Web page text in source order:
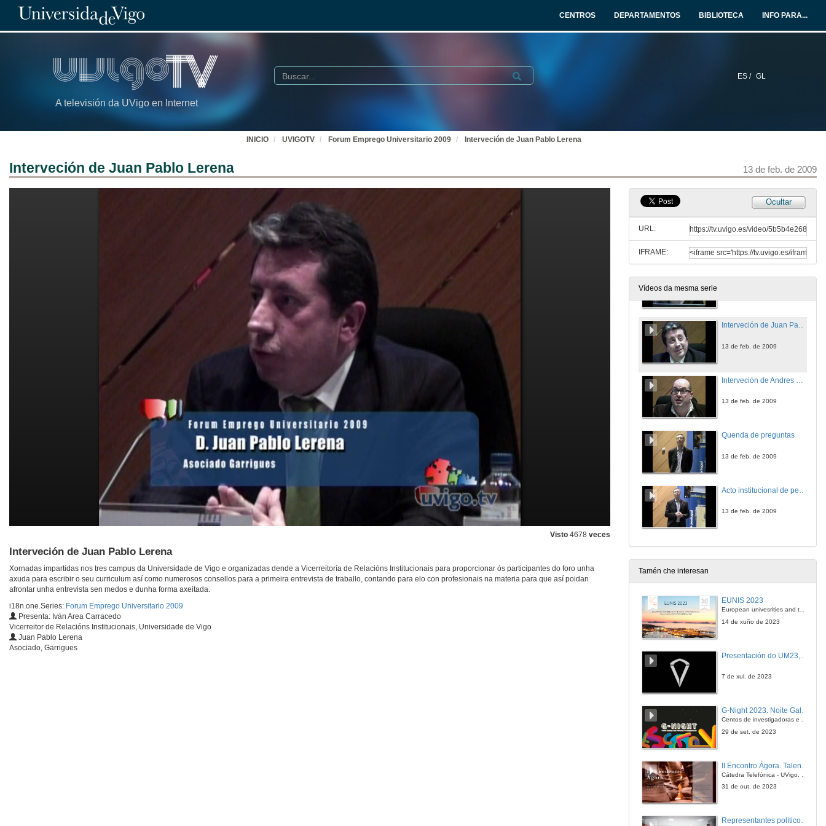
CENTROS DEPARTAMENTOS BIBLIOTECA INFO PARA...
A televisión da UVigo en Internet
ES / GL
Buscar Submit
INICIO UVIGOTV Forum Emprego Universitario 2009 Interveción de Juan Pablo Lerena
Interveción de Juan Pablo Lerena 13 de feb. de 2009
Visto 4678 veces
Interveción de Juan Pablo Lerena
Xornadas impartidas nos tres campus da Universidade de Vigo e organizadas dende a Vicerreitoría de Relacións Institucionais para proporcionar ós participantes do foro unha
axuda para escribir o seu curriculum así como numerosos consellos para a primeira entrevista de traballo, contando para elo con profesionais na materia para que así poidan
afrontar unha entrevista sen medos e dunha forma axeitada.
i18n.one.Series: Forum Emprego Universitario 2009
Presenta: Iván Area Carracedo
Vicerreitor de Relacións Institucionais, Universidade de Vigo
Juan Pablo Lerena
Asociado, Garrigues
Ocultar
URL:
IFRAME:
Vídeos da mesma serie
13 de feb. de 2009
As novas necesidades da sociedade como nichos de emprego
13 de feb. de 2009
Interveción de Juan Pablo Lerena
13 de feb. de 2009
13 de feb. de 2009
Quenda de preguntas
13 de feb. de 2009
13 de feb. de 2009
Tamén che interesan
EUNIS 2023
European univesrities and the digital transformation: challenges and opportunities ahead
14 de xuño de 2023
7 de xul. de 2023
G-Night 2023. Noite Galega das Persoas Investigadoras. Conciencias creativas
Centos de investigadoras e investigadores, decenas de actividades e sete cidades
29 de set. de 2023
Cátedra Telefónica - UVigo. Espazos de innovación
31 de out. de 2023
Representantes políticos debaten sobre educación e xuventude no campus de Pontevedra